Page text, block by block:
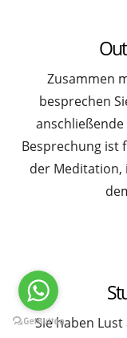
Zusammen
besprechen
Besprechung ist
der Meditation,
Sie haben